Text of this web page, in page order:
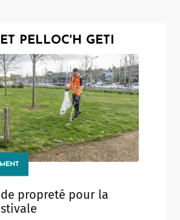
PELLOC'H GETI
propreté pour la